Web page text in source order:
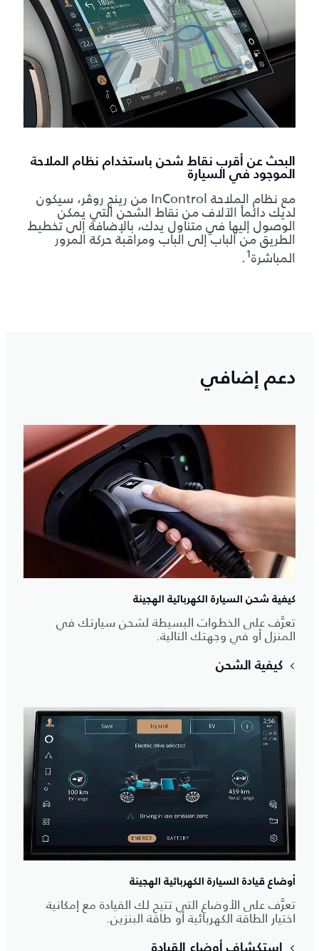
البحث عن أقرب نقاط شحن باستخدام نظام الملاحة
الموجود في السيارة
مع نظام الملاحة InControl من رينج روڤر، سيكون
لديك دائماً الآلاف من نقاط الشحن التي يمكن
الوصول إليها في متناول يدك، بالإضافة إلى تخطيط
الطريق من الباب إلى الباب ومراقبة حركة المرور
المباشرة1
.
دعم إضافي
كيفية شحن السيارة الكهربائية الهجينة
تعرَّف على الخطوات البسيطة لشحن سيارتك في
المنزل أو في وجهتك التالية.
كيفية الشحن
أوضاع قيادة السيارة الكهربائية الهجينة
تعرَّف على الأوضاع التي تتيح لك القيادة مع إمكانية
اختيار الطاقة الكهربائية أو طاقة البنزين.
استكشاف أوضاع القيادة